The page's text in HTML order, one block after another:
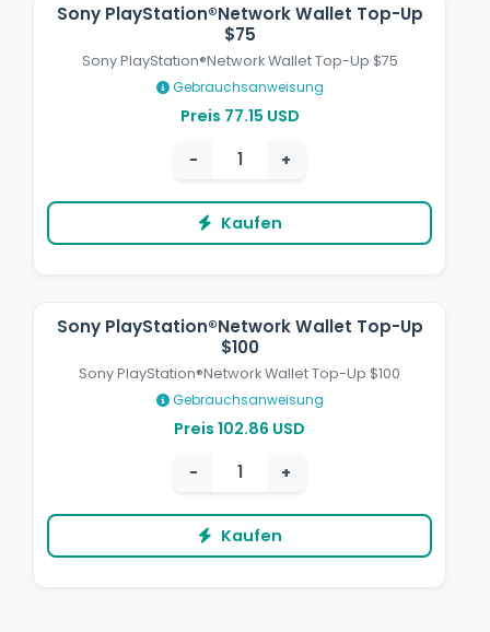
Sony PlayStation®Network Wallet Top-Up
$75
Sony PlayStation®Network Wallet Top-Up $75
Gebrauchsanweisung
Preis 77.15 USD
−
+
Kaufen
Sony PlayStation®Network Wallet Top-Up
$100
Sony PlayStation®Network Wallet Top-Up $100
Gebrauchsanweisung
Preis 102.86 USD
−
+
Kaufen